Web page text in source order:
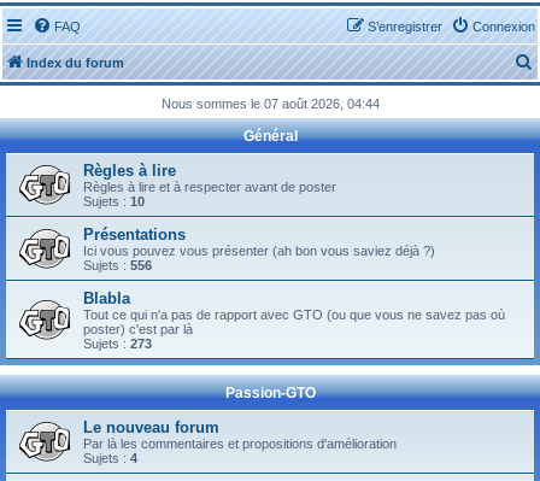
FAQ Connexion
S’enregistrer
Index du forum
e
c
Nous sommes le 07 août 2026, 04:44
Général
Règles à lire
Règles à lire et à respecter avant de poster
Sujets : 10
Présentations
Ici vous pouvez vous présenter (ah bon vous saviez déjà ?)
Sujets : 556
Blabla
Tout ce qui n'a pas de rapport avec GTO (ou que vous ne savez pas où
poster) c'est par là
Sujets : 273
Passion-GTO
Le nouveau forum
Par là les commentaires et propositions d'amélioration
Sujets : 4